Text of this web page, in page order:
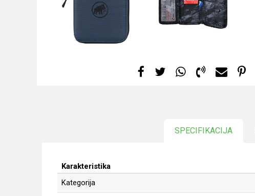
SPECIFIKACIJA
Karakteristika
Kategorija